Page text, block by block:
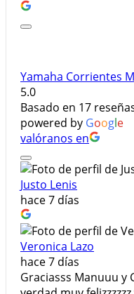
Yamaha Corrientes
5.0
Basado en 17
powered by Google
valóranos en
Justo Lenis
hace 7 días
Veronica Lazo
hace 7 días
Graciasss Manuuu y